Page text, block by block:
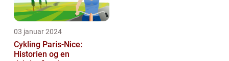
03 januar 2024
Cykling Paris-Nice:
Historien og en